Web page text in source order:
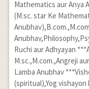
Mathematics aur Anya
(M.sc. star Ke
Ruchi aur Adhyayan
M.sc.,M.com.,Angreji
Lamba Anubhav
(spiritual),Yog